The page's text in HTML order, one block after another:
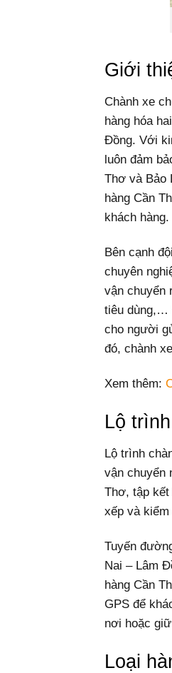
Giới
Chành xe
hàng hóa
Đồng. Với
luôn đảm
Thơ và Bảo
hàng Cần
khách hàng.
Bên cạnh
chuyên
vận chuyển
tiêu dùng,…
cho người
đó, chành
Xem thêm:
Lộ
Lộ trình
vận chuyển
Thơ, tập kết
xếp và
Tuyến
Nai – Lâm
hàng Cần
GPS để
nơi hoặc
Loại